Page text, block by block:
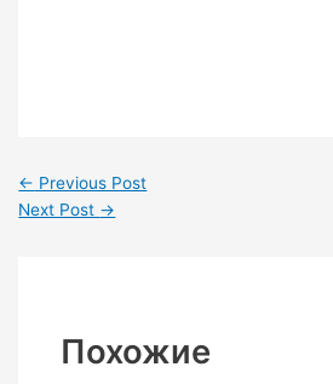
← Previous Post
Next Post →
Похожие